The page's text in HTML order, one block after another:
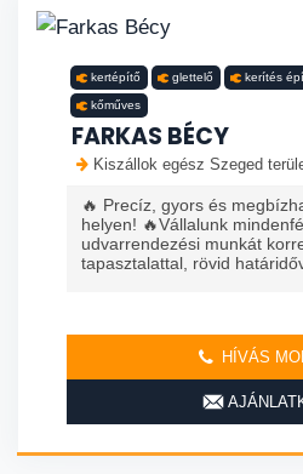
kertépítő glettelő kerítés
kőműves
FARKAS BÉCY
Kiszállok egész Szeged
🔥 Precíz, gyors és
helyen! 🔥Vállalunk
udvarrendezési munkát
tapasztalattal, rövid
HÍVÁS